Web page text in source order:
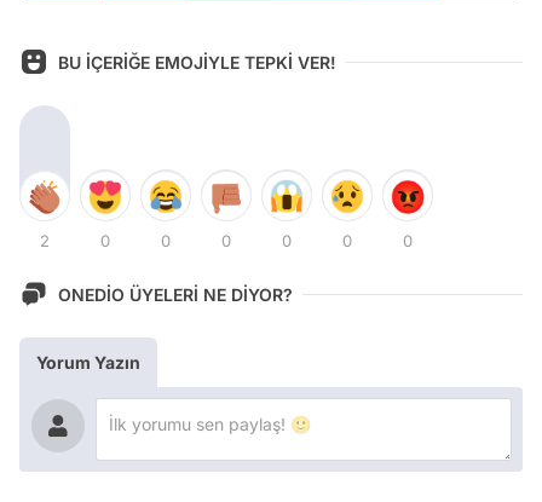
BU İÇERİĞE EMOJİYLE TEPKİ VER!
2 0 0 0 0 0 0
ONEDİO ÜYELERİ NE DİYOR?
Yorum Yazın